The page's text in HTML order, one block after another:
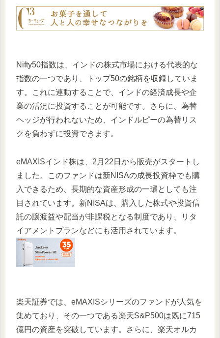
Nifty50指数は、インドの株式市場における代表的な
指数の一つであり、トップ50の銘柄を収録していま
す。これに連動することで、インドの経済成長や企
業の活況に投資することが可能です。さらに、為替
ヘッジが行われないため、インドルピーの為替リス
クを負わずに投資できます。
eMAXISインド株は、2月22日から販売がスタートし
ました。このファンドは新NISAの成長投資枠でも購
入できるため、長期的な資産形成の一環としても注
目されています。新NISAは、購入した株式や投資信
託の譲渡益や配当が非課税となる制度であり、リタ
イアメントプランなどにも活用されています。
楽天証券では、eMAXISシリーズのファンドが人気を
集めており、その一つである楽天S&P500は既に715
億円の資産を突破しています。さらに、楽天オルカ